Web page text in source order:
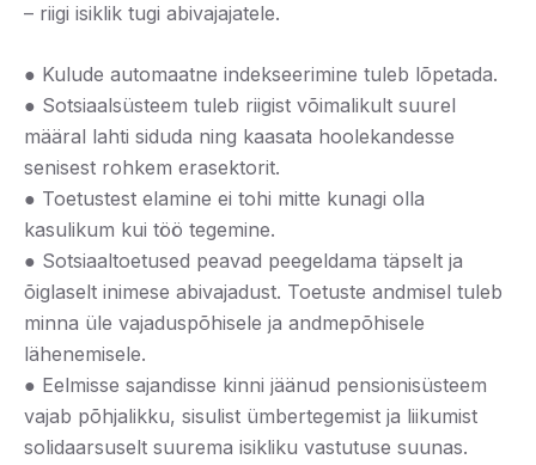
– riigi isiklik tugi abivajajatele.
● Kulude automaatne indekseerimine tuleb lõpetada.
● Sotsiaalsüsteem tuleb riigist võimalikult suurel
määral lahti siduda ning kaasata hoolekandesse
senisest rohkem erasektorit.
● Toetustest elamine ei tohi mitte kunagi olla
kasulikum kui töö tegemine.
● Sotsiaaltoetused peavad peegeldama täpselt ja
õiglaselt inimese abivajadust. Toetuste andmisel tuleb
minna üle vajaduspõhisele ja andmepõhisele
lähenemisele.
● Eelmisse sajandisse kinni jäänud pensionisüsteem
vajab põhjalikku, sisulist ümbertegemist ja liikumist
solidaarsuselt suurema isikliku vastutuse suunas.